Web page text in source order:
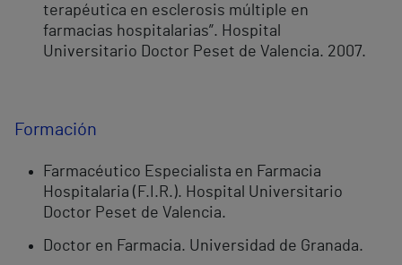
terapéutica en esclerosis múltiple en
farmacias hospitalarias”. Hospital
Universitario Doctor Peset de Valencia. 2007.
Formación
Farmacéutico Especialista en Farmacia
Hospitalaria (F.I.R.). Hospital Universitario
Doctor Peset de Valencia.
Doctor en Farmacia. Universidad de Granada.